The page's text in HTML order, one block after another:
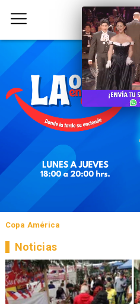
Copa América
Noticias